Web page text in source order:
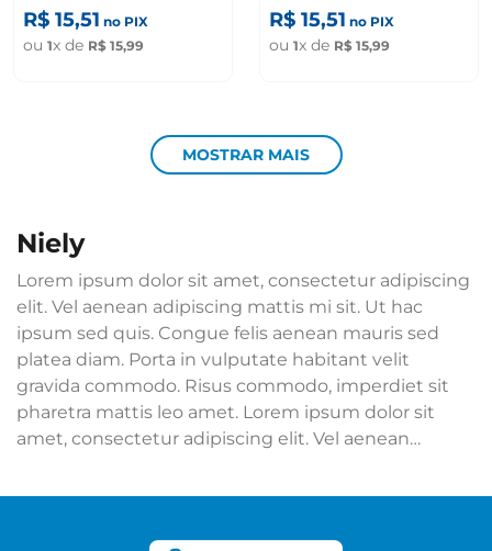
R$ 15,51 no PIX
ou 1x de R$ 15,99
R$ 15,51 no PIX
ou 1x de R$ 15,99
MOSTRAR MAIS
niely
Lorem ipsum dolor sit amet, consectetur adipiscing
elit. Vel aenean adipiscing mattis mi sit. Ut hac
ipsum sed quis. Congue felis aenean mauris sed
platea diam. Porta in vulputate habitant velit
gravida commodo. Risus commodo, imperdiet sit
pharetra mattis leo amet. Lorem ipsum dolor sit
amet, consectetur adipiscing elit. Vel aenean
Congue felis aenean mauris sed platea diam. Porta
commodo, imperdiet sit pharetra mattis leo amet.